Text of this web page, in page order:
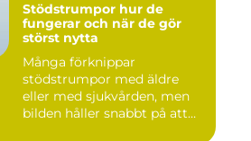
Stödstrumpor hur de
fungerar och när de gör
störst nytta
Många förknippar
stödstrumpor med äldre
eller med sjukvården, men
bilden håller snabbt på att